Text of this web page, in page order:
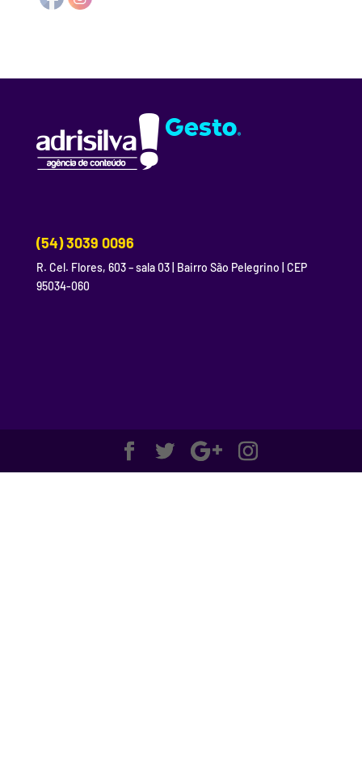
(54) 3039 0096
R. Cel. Flores, 603 – sala 03 | Bairro São Pelegrino | CEP
95034-060